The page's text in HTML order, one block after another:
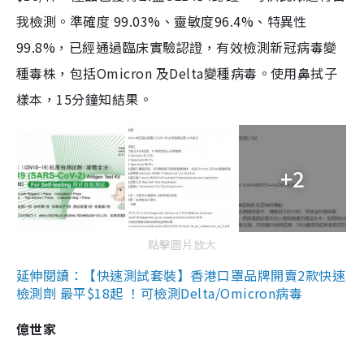
我檢測。準確度 99.03%、靈敏度96.4%、特異性
99.8%，已經通過臨床實驗認證，有效檢測新冠病毒變
種毒株，包括Omicron 及Delta變種病毒。使用鼻拭子
樣本，15分鐘知結果。
+2
點擊圖片放大
延伸閱讀：【快速測試套裝】香港口罩品牌開賣2款快速
檢測劑 最平$18起 ！可檢測Delta/Omicron病毒
億世家